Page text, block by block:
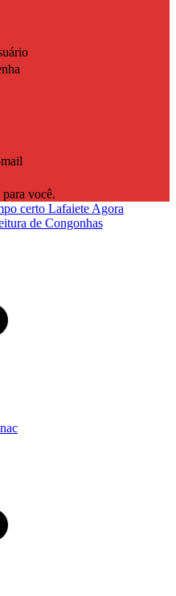
você.
Lafaiete Agora